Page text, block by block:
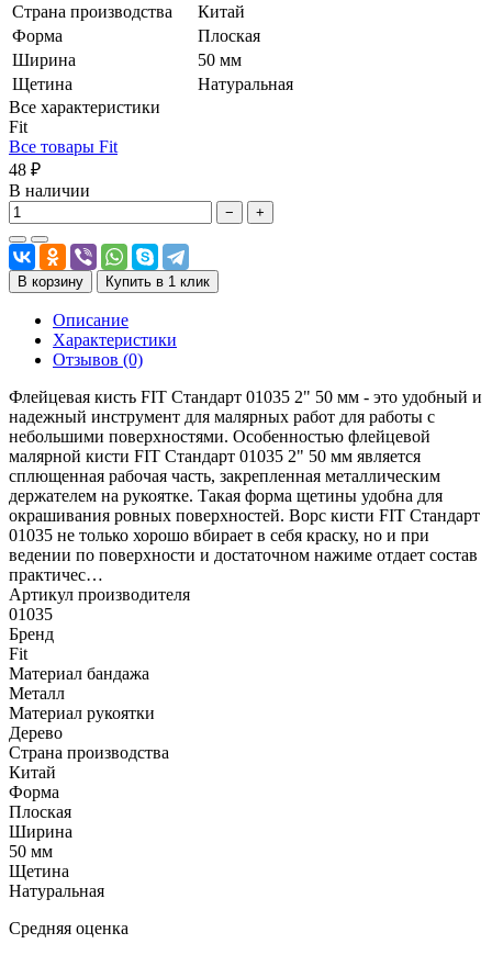
Страна производства
Китай
Форма
Плоская
Ширина
50 мм
Щетина
Натуральная
Все характеристики
Fit
Все товары Fit
48 ₽
В наличии
− +
В корзину Купить в 1 клик
Описание
Характеристики
Отзывов (0)
Флейцевая кисть FIT Стандарт 01035 2" 50 мм - это удобный и
надежный инструмент для малярных работ для работы с
небольшими поверхностями. Особенностью флейцевой
малярной кисти FIT Стандарт 01035 2" 50 мм является
сплющенная рабочая часть, закрепленная металлическим
держателем на рукоятке. Такая форма щетины удобна для
окрашивания ровных поверхностей. Ворс кисти FIT Стандарт
01035 не только хорошо вбирает в себя краску, но и при
ведении по поверхности и достаточном нажиме отдает состав
практичес…
Артикул производителя
01035
Бренд
Fit
Материал бандажа
Металл
Материал рукоятки
Дерево
Страна производства
Китай
Форма
Плоская
Ширина
50 мм
Щетина
Натуральная
Средняя оценка